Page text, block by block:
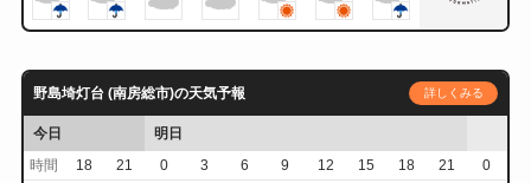
野島埼灯台 (南房総市)の天気予報 詳しくみる
今日
明日
時間
18 21 0 3 6 9 12 15 18 21
0